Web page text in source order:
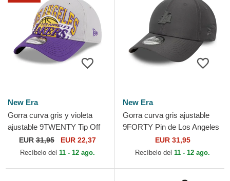
New Era
Gorra curva gris y violeta
ajustable 9TWENTY Tip Off
2023 de Los Angeles Lakers
NBA de New Era
EUR31,95 EUR 22,37
Recíbelo del 11 - 12 ago.
New Era
Gorra curva gris ajustable
9FORTY Pin de Los Angeles
Lakers NBA de New Era
EUR 31,95
Recíbelo del 11 - 12 ago.